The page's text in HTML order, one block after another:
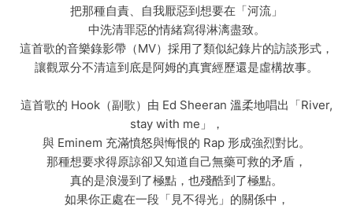
把那種自責、自我厭惡到想要在「河流」
中洗清罪惡的情緒寫得淋漓盡致。
這首歌的音樂錄影帶（MV）採用了類似紀錄片的訪談形式，
讓觀眾分不清這到底是阿姆的真實經歷還是虛構故事。
這首歌的 Hook（副歌）由 Ed Sheeran 溫柔地唱出「River,
stay with me」，
與 Eminem 充滿憤怒與悔恨的 Rap 形成強烈對比。
那種想要求得原諒卻又知道自己無藥可救的矛盾，
真的是浪漫到了極點，也殘酷到了極點。
如果你正處在一段「見不得光」的關係中，